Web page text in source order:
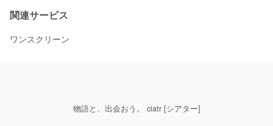
関連サービス
ワンスクリーン
物語と、出会おう。 ciatr [シアター]